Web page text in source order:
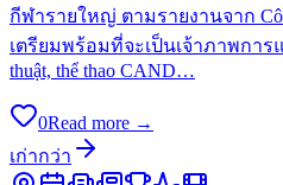
กีฬารายใหญ่ ตามรายงานจาก
เตรียมพร้อมที่จะเป็นเจ้าภาพการ
thuật, thể thao CAND…
0Read more →
เก่ากว่า